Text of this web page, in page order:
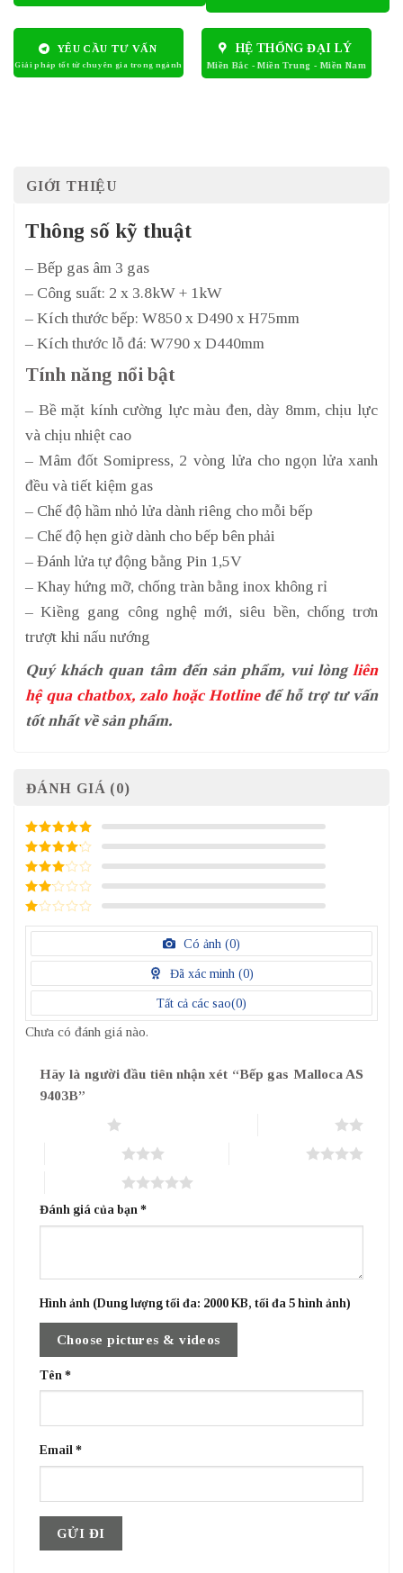
YÊU CẦU TƯ VẤN HỆ THỐNG ĐẠI LÝ
GIỚI THIỆU
Thông số kỹ thuật
– Bếp gas âm 3 gas
– Công suất: 2 x 3.8kW + 1kW
– Kích thước bếp: W850 x D490 x H75mm
– Kích thước lỗ đá: W790 x D440mm
Tính năng nổi bật
– Bề mặt kính cường lực màu đen, dày 8mm, chịu lực
và chịu nhiệt cao
– Mâm đốt Somipress, 2 vòng lửa cho ngọn lửa xanh
đều và tiết kiệm gas
– Chế độ hầm nhỏ lửa dành riêng cho mỗi bếp
– Chế độ hẹn giờ dành cho bếp bên phải
– Đánh lửa tự động bằng Pin 1,5V
– Khay hứng mỡ, chống tràn bằng inox không rỉ
– Kiềng gang công nghệ mới, siêu bền, chống trơn
trượt khi nấu nướng
Quý khách quan tâm đến sản phẩm, vui lòng liên
hệ qua chatbox, zalo hoặc Hotlineđể hỗ trợ tư vấn
tốt nhất về sản phẩm.
ĐÁNH GIÁ (0)
5/ 5 điểm
4/ 5
điểm
3/ 5
điểm
2/
điểm
1
điểm
Có ảnh (0)
Đã xác minh (0)
Tất cả các sao(0)
Chưa có đánh giá nào.
Hãy là người đầu tiên nhận xét “Bếp gas Malloca AS
9403B”
Đánh giá của bạn *
Hình ảnh (Dung lượng tối đa: 2000 KB, tối đa 5 hình ảnh)
Choose pictures & videos
Tên *
Email *